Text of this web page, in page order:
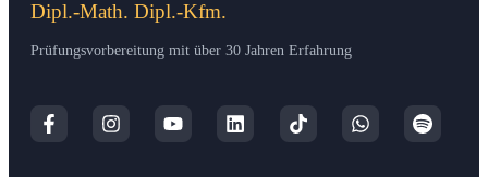
Dipl.-Math. Dipl.-Kfm.
Prüfungsvorbereitung mit über 30 Jahren Erfahrung